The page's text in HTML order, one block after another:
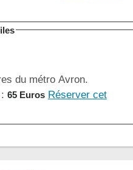
du métro Avron.
65 Euros Réserver cet